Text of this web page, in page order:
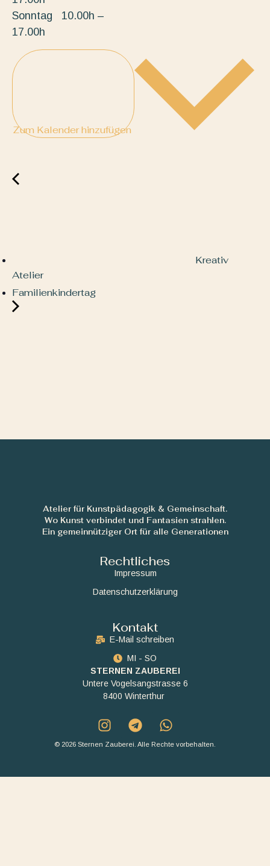
Sonntag 10.00h –
17.00h
Zum Kalender hinzufügen
Kreativ
Atelier
Familienkindertag
Atelier für Kunstpädagogik & Gemeinschaft.
Wo Kunst verbindet und Fantasien strahlen.
Ein gemeinnütziger Ort für alle Generationen
Rechtliches
Impressum
Datenschutzerklärung
Kontakt
E-Mail schreiben
MI - SO
STERNEN ZAUBEREI
Untere Vogelsangstrasse 6
8400 Winterthur
© 2026 Sternen Zauberei. Alle Rechte vorbehalten.